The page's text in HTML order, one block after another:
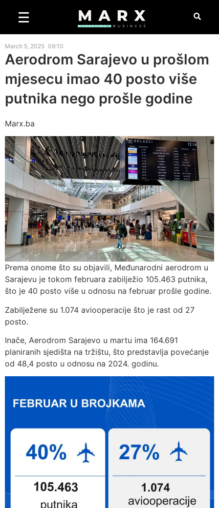
March 5, 2025 09:10
Aerodrom Sarajevo u prošlom
mjesecu imao 40 posto više
putnika nego prošle godine
Marx.ba
Prema onome što su objavili, Međunarodni aerodrom u
Sarajevu je tokom februara zabilježio 105.463 putnika,
što je 40 posto više u odnosu na februar prošle godine.
Zabilježene su 1.074 aviooperacije što je rast od 27
posto.
Inače, Aerodrom Sarajevo u martu ima 164.691
planiranih sjedišta na tržištu, što predstavlja povećanje
od 48,4 posto u odnosu na 2024. godinu.